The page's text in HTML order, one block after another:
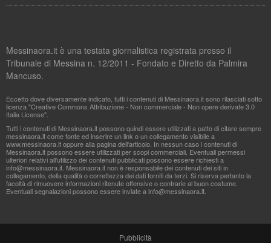
Messinaora.it è una testata giornalistica registrata presso il
Tribunale di Messina n. 12/2011 - Fondato e Diretto da Palmira
Mancuso.
Eccetto dove diversamente indicato, tutti i contenuti di Messinaora.it sono rilasciati sotto
licenza "Creative Commons Attribuzione - Non commerciale - Non opere derivate 3.0
Italia License".
Tutti i contenuti di Messinaora.it possono quindi essere utilizzati a patto di citare sempre
messinaora.it come fonte ed inserire un link o un collegamento visibile a
www.messinaora.it oppure alla pagina dell'articolo. In nessun caso i contenuti di
Messinaora.it possono essere utilizzati per scopi commerciali. Eventuali permessi
ulteriori relativi all'utilizzo dei contenuti pubblicati possono essere richiesti a
info@messinaora.it . Messinaora.it non è responsabile dei contenuti dei siti in
collegamento, della qualità o correttezza dei dati forniti da terzi. Si riserva pertanto la
facoltà di rimuovere informazioni ritenute offensive o contrarie al buon costume.
Eventuali segnalazioni possono essere inviate ainfo@messinaora.it
Pubblicità